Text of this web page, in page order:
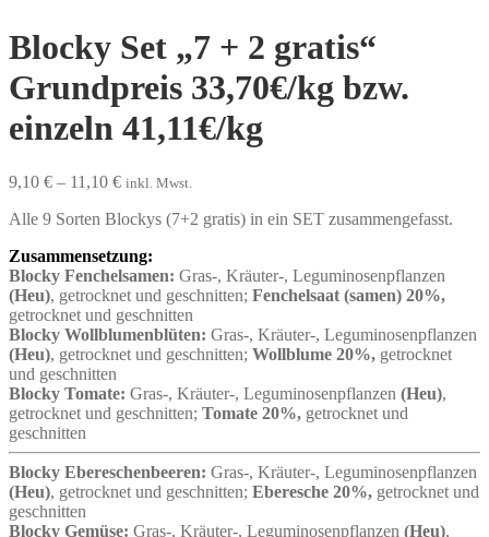
Blocky Set „7 + 2 gratis“
Grundpreis 33,70€/kg bzw.
einzeln 41,11€/kg
9,10 € – 11,10 €Preisspanne:
bis
inkl. Mwst.
Alle 9 Sorten Blockys (7+2 gratis) in ein SET zusammengefasst.
Zusammensetzung:
Blocky Fenchelsamen: Gras-, Kräuter-, Leguminosenpflanzen
(Heu), getrocknet und geschnitten; Fenchelsaat (samen) 20%,
getrocknet und geschnitten
Blocky Wollblumenblüten: Gras-, Kräuter-, Leguminosenpflanzen
(Heu), getrocknet und geschnitten; Wollblume 20%, getrocknet
und geschnitten
Blocky Tomate: Gras-, Kräuter-, Leguminosenpflanzen (Heu),
getrocknet und geschnitten; Tomate 20%, getrocknet und
geschnitten
Blocky Ebereschenbeeren: Gras-, Kräuter-, Leguminosenpflanzen
(Heu), getrocknet und geschnitten; Eberesche 20%, getrocknet und
geschnitten
Blocky Gemüse: Gras-, Kräuter-, Leguminosenpflanzen (Heu),